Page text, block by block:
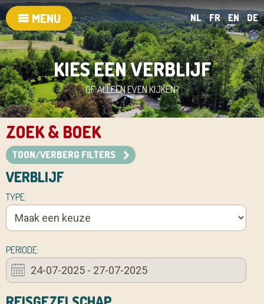
MENU NL FR EN DE
KIES EEN VERBLIJF
OF ALLEEN EVEN KIJKEN?
ZOEK & BOEK
TOON/VERBERG FILTERS
VERBLIJF
TYPE:
PERIODE: